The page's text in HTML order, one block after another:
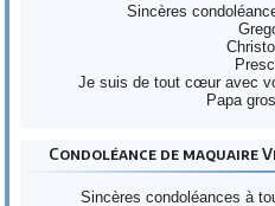
Sincères
Je suis de tout cœur avec
Papa
Condoléance de maquaire
Sincères condoléances à